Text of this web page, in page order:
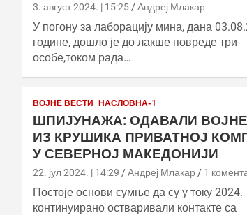
3. август 2024. | 15:25 Андреј Млакар
У погону за лаборацију мина, дана
године, дошло је до лакше повреде три
особе,током рада…
ВОЈНЕ ВЕСТИ НАСЛОВНА-1
ШПИЈУНАЖА: ОДАВАЛИ ВОЈНЕ
ИЗ КРУШИКА ПРИВАТНОЈ
У СЕВЕРНОЈ МАКЕДОНИЈИ
22. јул 2024. | 14:29 Андреј Млакар 1
Постоје основи сумње да су у току 2024.
континуирано остваривали контакте са